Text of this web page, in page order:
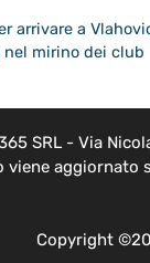
arrivare a
nel mirino dei club
SRL - Via
Copyright